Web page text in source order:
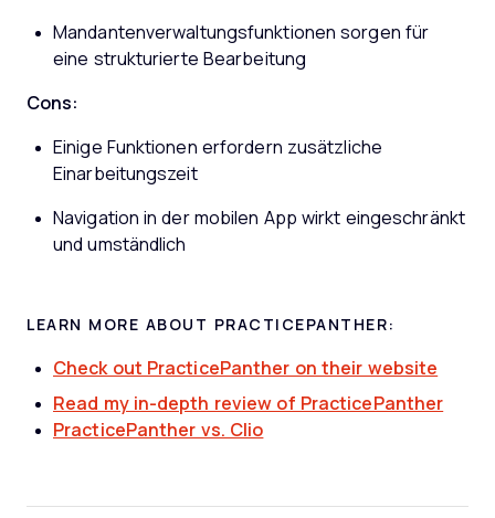
Mandantenverwaltungsfunktionen sorgen für
eine strukturierte Bearbeitung
Cons:
Einige Funktionen erfordern zusätzliche
Einarbeitungszeit
Navigation in der mobilen App wirkt eingeschränkt
und umständlich
LEARN MORE ABOUT PRACTICEPANTHER:
Check out PracticePanther on their website
Read my in-depth review of PracticePanther
PracticePanther vs. Clio